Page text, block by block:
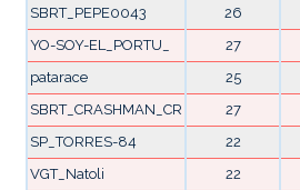
SBRT_PEPE0043
26
YO-SOY-EL_PORTU_
27
patarace
25
SBRT_CRASHMAN_CR
27
SP_TORRES-84
22
VGT_Natoli
22